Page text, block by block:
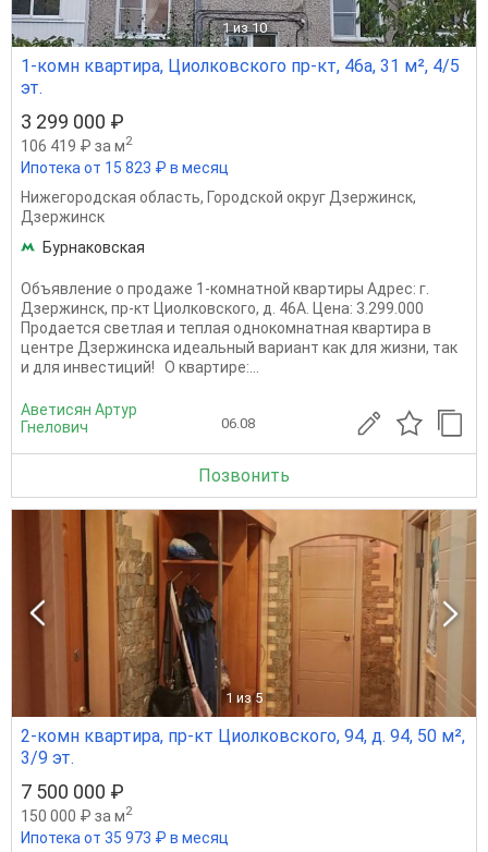
1 из 10
1-комн квартира, Циолковского пр-кт, 46а, 31 м², 4/5
эт.
3 299 000 ₽
106 419 ₽ за м2
Ипотека от 15 823 ₽ в месяц
Нижегородская область, Городской округ Дзержинск,
Дзержинск
Бурнаковская
Oбъявлениe о пpодаже 1-комнатной кваpтиры Aдрес: г.
Дзержинcк, пp-кт Циoлкoвcкoгo, д. 46A. Цeна: 3.299.000
Продаeтся cвeтлaя и теплая oднокoмнaтная квaртира в
цeнтре Дзеpжинскa идeaльный вaриант как для жизни, так
и для инвеcтиций! O квaртире:...
Аветисян Артур
Гнелович
06.08
Позвонить
1 из 5
2-комн квартира, пр-кт Циолковского, 94, д. 94, 50 м²,
3/9 эт.
7 500 000 ₽
150 000 ₽ за м2
Ипотека от 35 973 ₽ в месяц